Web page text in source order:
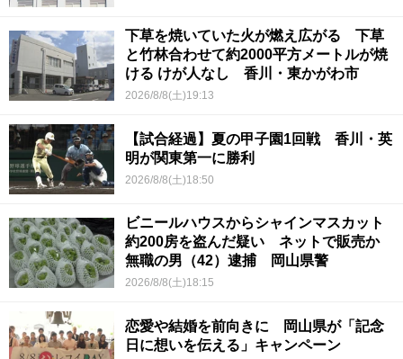
下草を焼いていた火が燃え広がる 下草
と竹林合わせて約2000平方メートルが焼
ける けが人なし 香川・東かがわ市
2026/8/8(土)19:13
【試合経過】夏の甲子園1回戦 香川・英
明が関東第一に勝利
2026/8/8(土)18:50
ビニールハウスからシャインマスカット
約200房を盗んだ疑い ネットで販売か
無職の男（42）逮捕 岡山県警
2026/8/8(土)18:15
恋愛や結婚を前向きに 岡山県が「記念
日に想いを伝える」キャンペーン